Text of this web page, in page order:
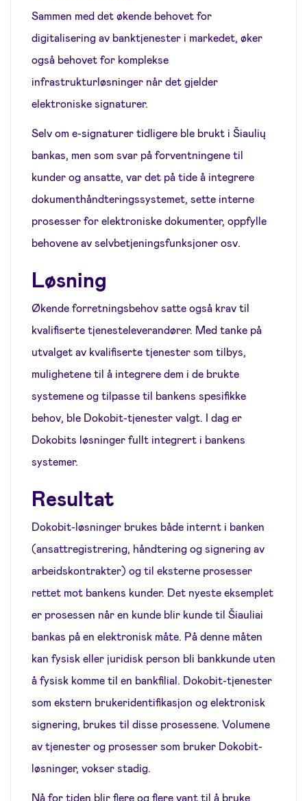
Sammen med det økende behovet for
digitalisering av banktjenester i markedet, øker
også behovet for komplekse
infrastrukturløsninger når det gjelder
elektroniske signaturer.
Selv om e-signaturer tidligere ble brukt i Šiaulių
bankas, men som svar på forventningene til
kunder og ansatte, var det på tide å integrere
dokumenthåndteringssystemet, sette interne
prosesser for elektroniske dokumenter, oppfylle
behovene av selvbetjeningsfunksjoner osv.
Løsning
Økende forretningsbehov satte også krav til
kvalifiserte tjenesteleverandører. Med tanke på
utvalget av kvalifiserte tjenester som tilbys,
mulighetene til å integrere dem i de brukte
systemene og tilpasse til bankens spesifikke
behov, ble Dokobit-tjenester valgt. I dag er
Dokobits løsninger fullt integrert i bankens
systemer.
Resultat
Dokobit-løsninger brukes både internt i banken
(ansattregistrering, håndtering og signering av
arbeidskontrakter) og til eksterne prosesser
rettet mot bankens kunder. Det nyeste eksemplet
er prosessen når en kunde blir kunde til Šiauliai
bankas på en elektronisk måte. På denne måten
kan fysisk eller juridisk person bli bankkunde uten
å fysisk komme til en bankfilial. Dokobit-tjenester
som ekstern brukeridentifikasjon og elektronisk
signering, brukes til disse prosessene. Volumene
av tjenester og prosesser som bruker Dokobit-
løsninger, vokser stadig.
Nå for tiden blir flere og flere vant til å bruke